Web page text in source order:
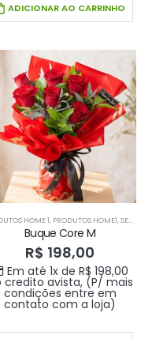
ADICIONAR AO CARRINHO
,PRODUTOS HOME1
HOME 1, PRODUTOS HOME1,SEM CATEGORIA
Buque Core M
R$ 198,00
Em até 1x de R$ 198,00
credito avista, (P/ mais
condições entre em
contato com a loja)